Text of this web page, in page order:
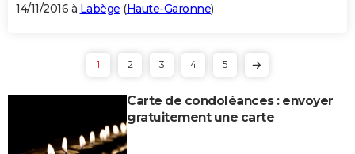
14/11/2016 à Labège (Haute-Garonne)
1 2 3 4 5
Carte de condoléances : envoyer
gratuitement une carte